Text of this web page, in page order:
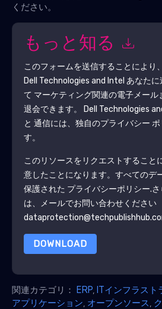
ください。
もっと知る
このフォームを送信することにより
Dell Technologies and Intel あなたに
て マーケティング関連の電子メール
退会できます。
Dell Technologies
と 通信には、独自のプライバシー
す。
このリソースをリクエストすること
意したことになります。すべてのデ
保護された プライバシーポリシー.
は、メールでお問い合わせください
DOWNLOAD
関連カテゴリ： ERP ITインフラスト
アプリケーション オープンソース